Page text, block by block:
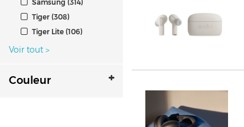
Samsung (314)
Tiger (308)
Tiger Lite (106)
Voir tout >
Couleur